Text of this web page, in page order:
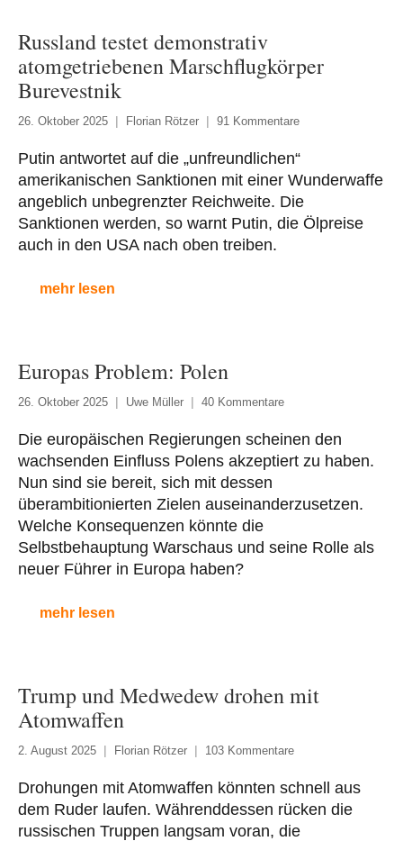
Russland testet demonstrativ
atomgetriebenen Marschflugkörper
Burevestnik
26. Oktober 2025 Florian Rötzer 91 Kommentare
Putin antwortet auf die „unfreundlichen“
amerikanischen Sanktionen mit einer Wunderwaffe
angeblich unbegrenzter Reichweite. Die
Sanktionen werden, so warnt Putin, die Ölpreise
auch in den USA nach oben treiben.
mehr lesen
Europas Problem: Polen
26. Oktober 2025 Uwe Müller 40 Kommentare
Die europäischen Regierungen scheinen den
wachsenden Einfluss Polens akzeptiert zu haben.
Nun sind sie bereit, sich mit dessen
überambitionierten Zielen auseinanderzusetzen.
Welche Konsequenzen könnte die
Selbstbehauptung Warschaus und seine Rolle als
neuer Führer in Europa haben?
mehr lesen
Trump und Medwedew drohen mit
Atomwaffen
2. August 2025 Florian Rötzer 103 Kommentare
Drohungen mit Atomwaffen könnten schnell aus
dem Ruder laufen. Währenddessen rücken die
russischen Truppen langsam voran, die